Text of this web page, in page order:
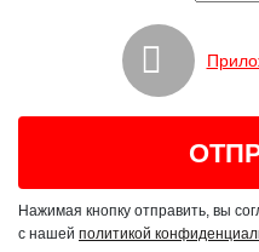
Нажимая кнопку отправить, вы
с нашей политикой